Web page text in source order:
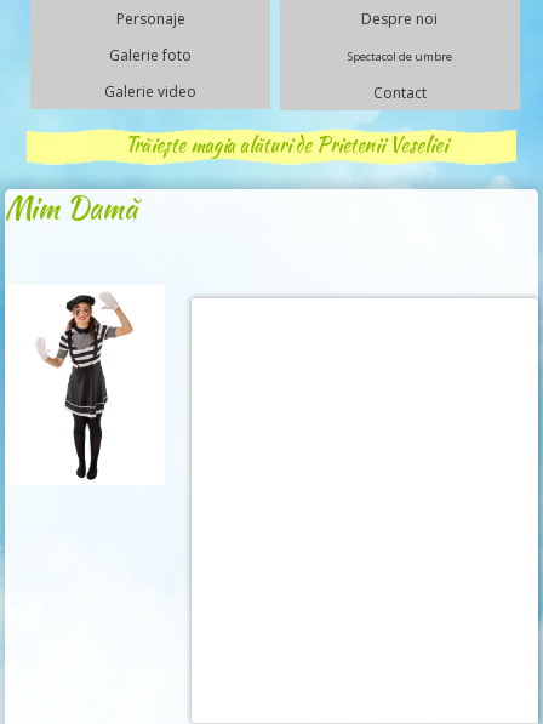
Personaje
Galerie foto
Galerie video
Despre noi
Spectacol de umbre
Contact
Trăiește magia alături de Prietenii Veseliei
Mim Damă